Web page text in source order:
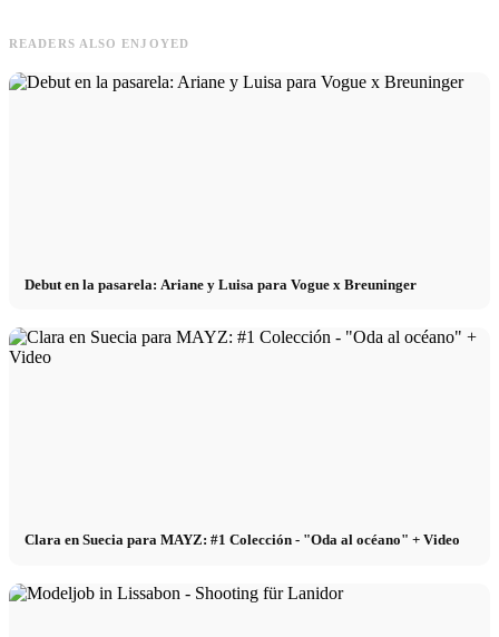
READERS ALSO ENJOYED
Debut en la pasarela: Ariane y Luisa para Vogue x Breuninger
Clara en Suecia para MAYZ: #1 Colección - "Oda al océano" + Video